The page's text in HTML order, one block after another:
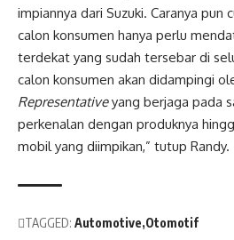
impiannya dari Suzuki. Caranya pun
calon konsumen hanya perlu
terdekat yang sudah tersebar di
calon konsumen akan didampingi
Representativeyang berjaga pada
perkenalan dengan produknya
mobil yang diimpikan,” tutup Randy.
TAGGED: Automotive Otomotif